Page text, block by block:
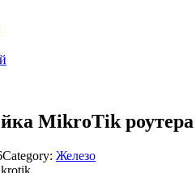
MikroTik роутера
Category: Железо